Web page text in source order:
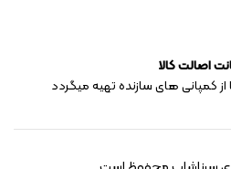
اصالت کالا
کمپانی های سازنده تهیه میگردد